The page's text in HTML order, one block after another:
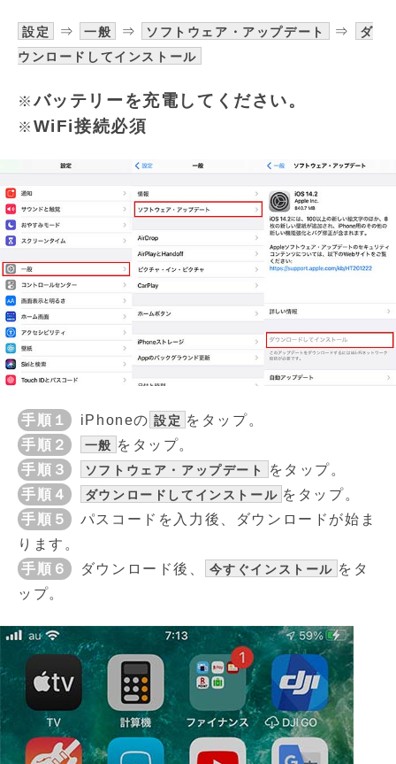
設定 ⇒ 一般 ⇒ ソフトウェア・アップデート ⇒
ダ
ウンロードしてインストール
※バッテリーを充電してください。
※ WiFi接続必須
手順１ iPhoneの 設定 をタップ。
手順２
一般 をタップ。
手順３
ソフトウェア・アップデート
をタップ。
手順４
ダウンロードしてインストール をタップ。
手順５
パスコードを入力後、ダウンロードが始ま
ります。
手順６
ダウンロード後、 今すぐインストール をタ
ップ。